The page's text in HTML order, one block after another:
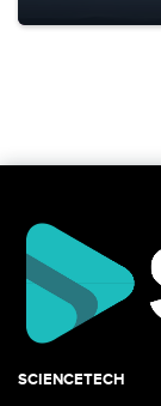
SCIENCETECH